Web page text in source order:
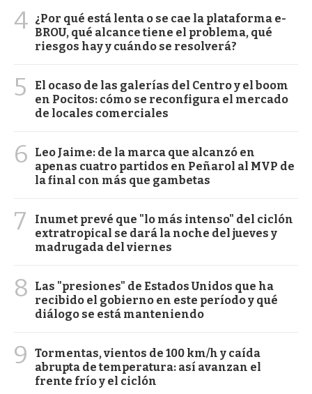
4 ¿Por qué está lenta o se cae la plataforma e-
BROU, qué alcance tiene el problema, qué
riesgos hay y cuándo se resolverá?
5
El ocaso de las galerías del Centro y el boom
en Pocitos: cómo se reconfigura el mercado
de locales comerciales
6
Leo Jaime: de la marca que alcanzó en
apenas cuatro partidos en Peñarol al MVP de
la final con más que gambetas
7
Inumet prevé que "lo más intenso" del ciclón
extratropical se dará la noche del jueves y
madrugada del viernes
8
Las "presiones" de Estados Unidos que ha
recibido el gobierno en este período y qué
diálogo se está manteniendo
9
Tormentas, vientos de 100 km/h y caída
abrupta de temperatura: así avanzan el
frente frío y el ciclón